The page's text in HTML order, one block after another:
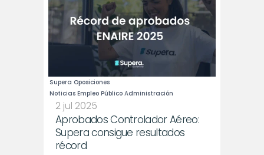
Supera Oposiciones
Noticias Empleo Público Administración
2 jul 2025
Aprobados Controlador Aéreo:
Supera consigue resultados
récord